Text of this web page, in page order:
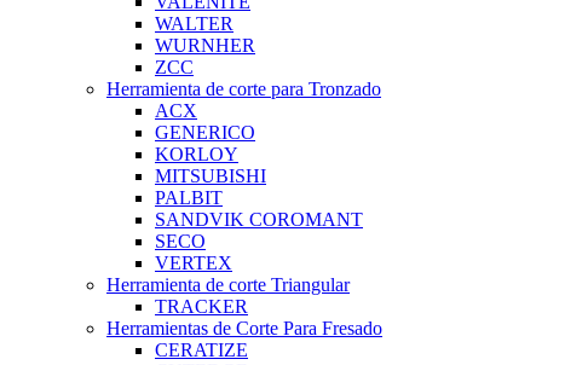
WALTER
WURNHER
ZCC
Herramienta de corte para Tronzado
ACX
GENERICO
KORLOY
MITSUBISHI
PALBIT
SANDVIK COROMANT
SECO
VERTEX
Herramienta de corte Triangular
TRACKER
Herramientas de Corte Para Fresado
CERATIZE